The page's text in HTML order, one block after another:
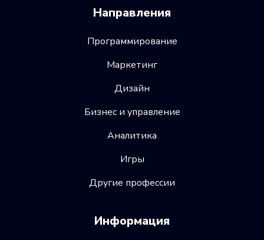
Направления
Программирование
Маркетинг
Дизайн
Бизнес и управление
Аналитика
Игры
Другие профессии
Информация